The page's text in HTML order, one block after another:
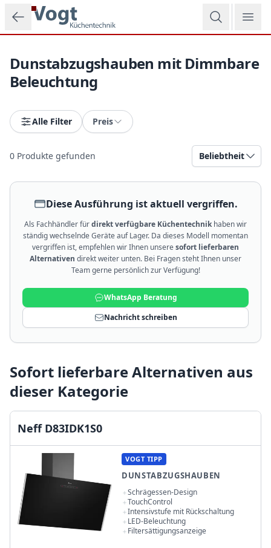
Zum Hauptinhalt springen
Dunstabzugshauben mit Dimmbare
Beleuchtung
Alle Filter Preis
0 Produkte gefunden Beliebtheit
Diese Ausführung ist aktuell vergriffen.
Als Fachhändler fürdirekt verfügbare Küchentechnikhaben wir
ständig wechselnde Geräte auf Lager. Da dieses Modell momentan
vergriffen ist, empfehlen wir Ihnen unseresofort lieferbaren
Alternativen direkt weiter unten. Bei Fragen steht Ihnen unser
Team gerne persönlich zur Verfügung!
WhatsApp Beratung
Nachricht schreiben
Sofort lieferbare Alternativen aus
dieser Kategorie
Neff D83IDK1S0
VOGT TIPP
DUNSTABZUGSHAUBEN
Schrägessen-Design
TouchControl
Intensivstufe mit Rückschaltung
LED-Beleuchtung
Filtersättigungsanzeige